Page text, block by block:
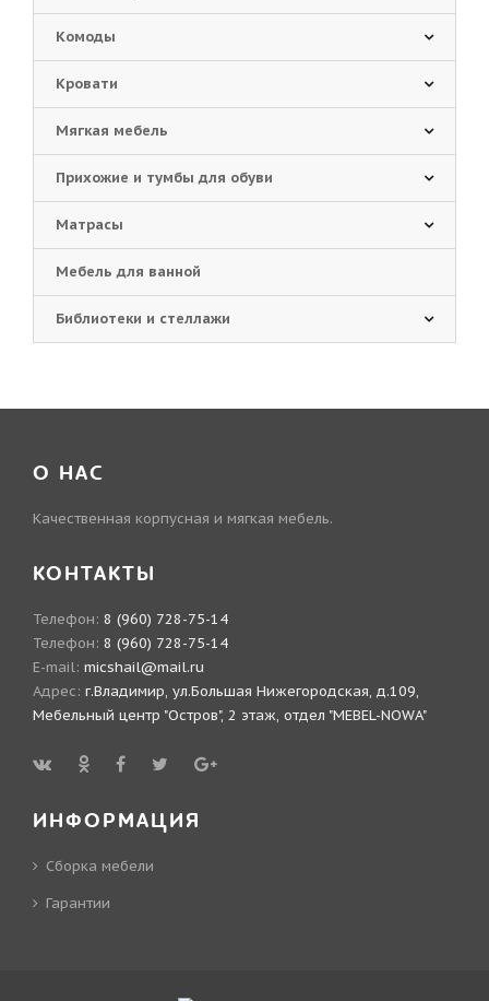
Комоды
Кровати
Мягкая мебель
Прихожие и тумбы для обуви
Матрасы
Мебель для ванной
Библиотеки и стеллажи
О НАС
Качественная корпусная и мягкая мебель.
КОНТАКТЫ
Телефон: 8 (960) 728-75-14
Телефон: 8 (960) 728-75-14
E-mail: micshail@mail.ru
Адрес: г.Владимир, ул.Большая Нижегородская, д.109,
Мебельный центр "Остров", 2 этаж, отдел "MEBEL-NOWA"
ИНФОРМАЦИЯ
Сборка мебели
Гарантии